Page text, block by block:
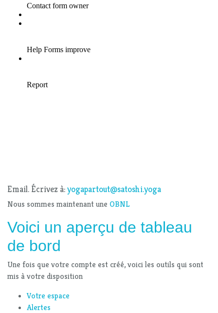
Email. Écrivez à:yogapartout@satoshi.yoga
Nous sommes maintenant une OBNL
Voici un aperçu de tableau
de bord
Une fois que votre compte est créé, voici les outils qui sont
mis à votre disposition
Votre espace
Alertes